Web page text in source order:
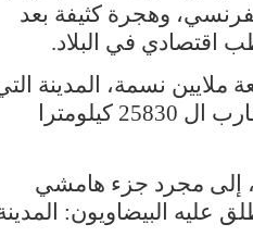
وهجرة كثيفة بعد
اقتصادي في البلاد.
ملايين نسمة، المدينة
كانتها قبل زمن بعيد، قد تناسلتها الأجيال، لتكبر وتمتد على مساحة تقارب ال 25830 كيلومترا
إلى مجرد جزء هامشي
عليه البيضاويون: